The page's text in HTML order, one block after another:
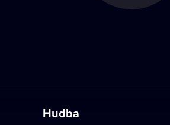
Hudba